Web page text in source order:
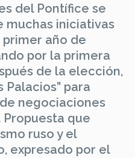
del Pontífice se
muchas iniciativas
año de
por la primera
de la elección,
Palacios” para
negociaciones
Propuesta que
ruso y el
expresado por el